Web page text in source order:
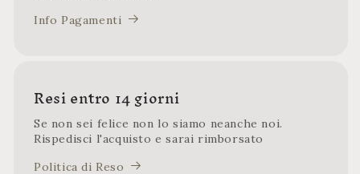
Info Pagamenti
Resi entro 14 giorni
Se non sei felice non lo siamo neanche noi.
Rispedisci l'acquisto e sarai rimborsato
Politica di Reso